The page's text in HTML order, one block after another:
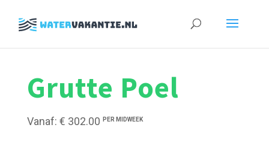
Zoeken
Grutte Poel
Vanaf: € 302.00 PER MIDWEEK